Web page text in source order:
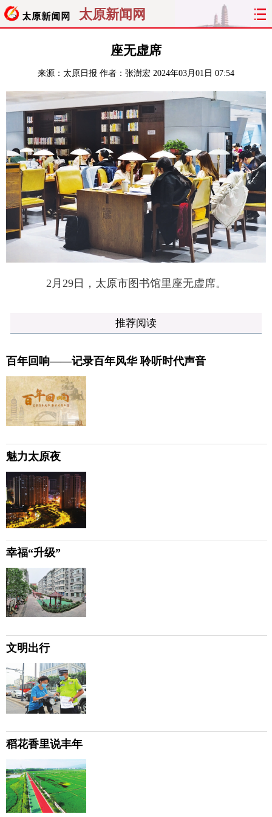
太原新闻网
太原
经济 关注 文明 出行
曝光 综合 专题
旅游 理财 政务 教育
看天下 晋月读 最太原 网罗民生
太原日报 太原晚报 社区
座无虚席
来源： 太原日报 作者：张澍宏 2024年03月01日 07:54
2月29日，太原市图书馆里座无虚席。
推荐阅读
百年回响——记录百年风华 聆听时代声音
魅力太原夜
幸福“升级”
文明出行
稻花香里说丰年